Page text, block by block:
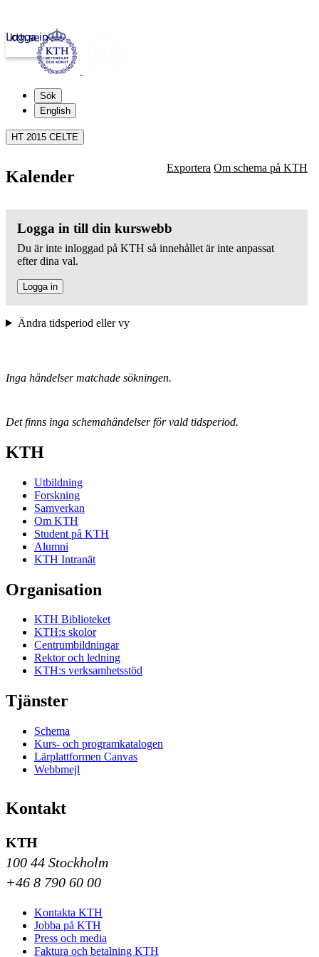
kth.se
Logga in
Sök
English
HT 2015 CELTE
Kalender Exportera Om schema på KTH
Logga in till din kurswebb
Du är inte inloggad på KTH så innehållet är inte anpassat
efter dina val.
Logga in
Ändra tidsperiod eller vy
Inga händelser matchade sökningen.
Det finns inga schemahändelser för vald tidsperiod.
KTH
Utbildning
Forskning
Samverkan
Om KTH
Student på KTH
Alumni
KTH Intranät
Organisation
KTH Biblioteket
KTH:s skolor
Centrumbildningar
Rektor och ledning
KTH:s verksamhetsstöd
Tjänster
Schema
Kurs- och programkatalogen
Lärplattformen Canvas
Webbmejl
Kontakt
KTH
100 44 Stockholm
+46 8 790 60 00
Kontakta KTH
Jobba på KTH
Press och media
Faktura och betalning KTH